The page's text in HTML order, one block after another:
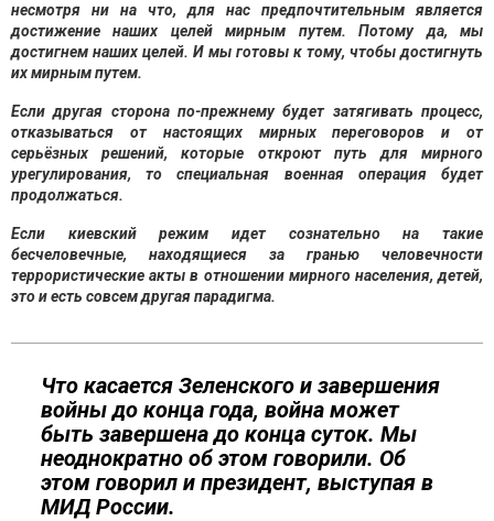
несмотря ни на что, для нас предпочтительным является
достижение наших целей мирным путем. Потому да, мы
достигнем наших целей. И мы готовы к тому, чтобы достигнуть
их мирным путем.
Если другая сторона по-прежнему будет затягивать процесс,
отказываться от настоящих мирных переговоров и от
серьёзных решений, которые откроют путь для мирного
урегулирования, то специальная военная операция будет
продолжаться.
Если киевский режим идет сознательно на такие
бесчеловечные, находящиеся за гранью человечности
террористические акты в отношении мирного населения, детей,
это и есть совсем другая парадигма.
Что касается Зеленского и завершения
войны до конца года, война может
быть завершена до конца суток. Мы
неоднократно об этом говорили. Об
этом говорил и президент, выступая в
МИД России.